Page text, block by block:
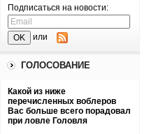
Подписаться на новости:
или
ГОЛОСОВАНИЕ
Какой из ниже
перечисленных воблеров
Вас больше всего порадовал
при ловле Головля